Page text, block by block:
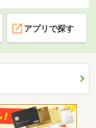
アプリで探す